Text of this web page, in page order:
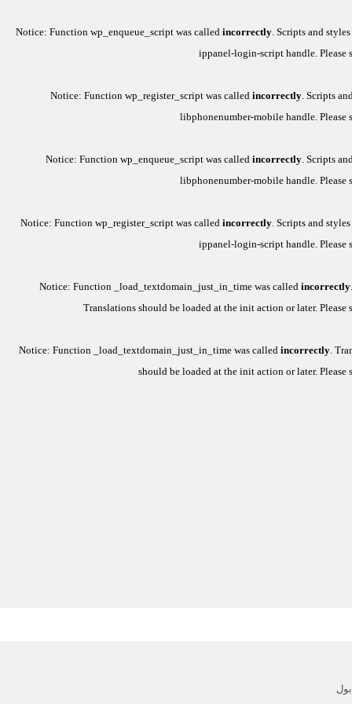
Notice: Function wp_enqueue_script was called incorrectly. Scripts and
ippanel-login-script handle. Please
Notice: Function wp_register_script was called incorrectly. Scripts
libphonenumber-mobile handle. Please
Notice: Function wp_enqueue_script was called incorrectly. Scripts
libphonenumber-mobile handle. Please
Notice: Function wp_register_script was called incorrectly. Scripts and
ippanel-login-script handle. Please
Notice: Function _load_textdomain_just_in_time was called incorrectly
Translations should be loaded at the init action or later. Please
Notice: Function _load_textdomain_just_in_time was called incorrectly.
should be loaded at the init action or later. Please
بول